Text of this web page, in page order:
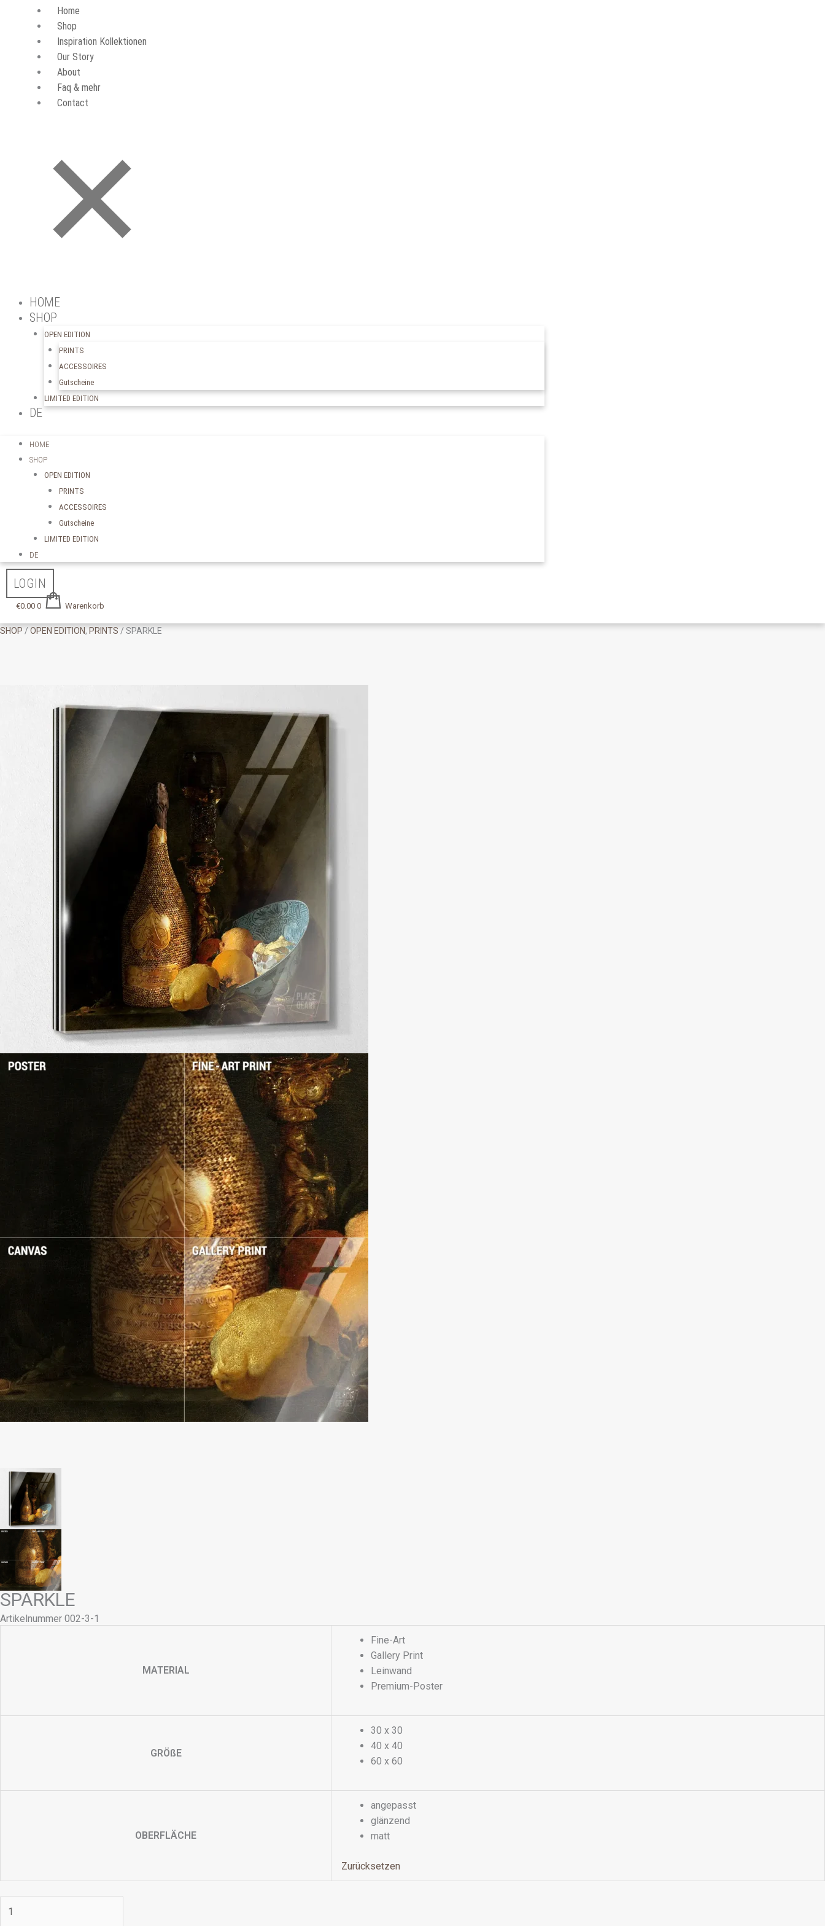
Home
Shop
Inspiration Kollektionen
Our Story
About
Faq & mehr
Contact
HOME
SHOP
OPEN EDITION
PRINTS
ACCESSOIRES
Gutscheine
LIMITED EDITION
DE
HOME
SHOP
OPEN EDITION
PRINTS
ACCESSOIRES
Gutscheine
LIMITED EDITION
DE
LOGIN
€0.00 0 Warenkorb
SHOP /OPEN EDITION, PRINTS / SPARKLE
SPARKLE
Artikelnummer 002-3-1
MATERIAL
Fine-Art
Gallery Print
Leinwand
Premium-Poster
GRÖßE
30 x 30
40 x 40
60 x 60
OBERFLÄCHE
angepasst
glänzend
matt
Zurücksetzen